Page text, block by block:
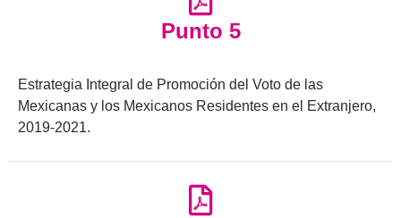
Punto 5
Estrategia Integral de Promoción del Voto de las
Mexicanas y los Mexicanos Residentes en el Extranjero,
2019-2021.